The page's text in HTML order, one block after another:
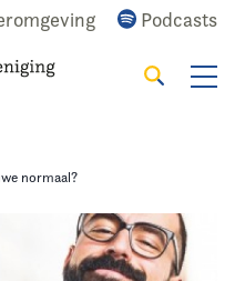
Podcasts
Zoeken
normaal?